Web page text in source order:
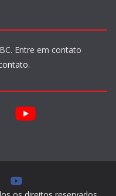
Entre em contato
.